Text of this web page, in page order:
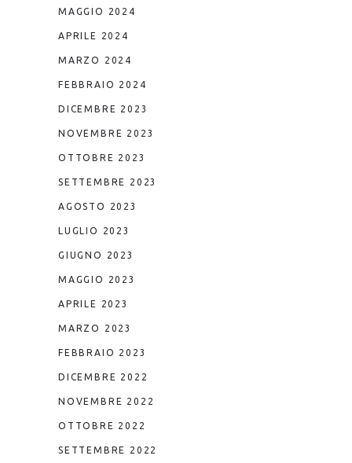
MAGGIO 2024
APRILE 2024
MARZO 2024
FEBBRAIO 2024
DICEMBRE 2023
NOVEMBRE 2023
OTTOBRE 2023
SETTEMBRE 2023
AGOSTO 2023
LUGLIO 2023
GIUGNO 2023
MAGGIO 2023
APRILE 2023
MARZO 2023
FEBBRAIO 2023
DICEMBRE 2022
NOVEMBRE 2022
OTTOBRE 2022
SETTEMBRE 2022